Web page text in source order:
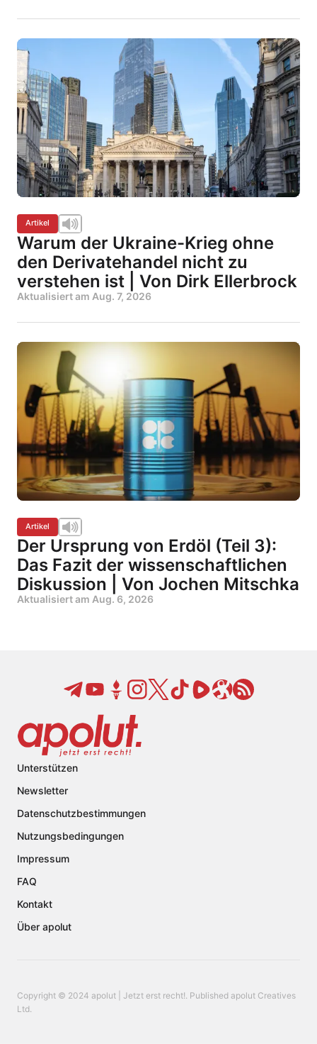
Artikel
Warum der Ukraine-Krieg ohne
den Derivatehandel nicht zu
verstehen ist | Von Dirk Ellerbrock
Aktualisiert am Aug. 7, 2026
Artikel
Der Ursprung von Erdöl (Teil 3):
Das Fazit der wissenschaftlichen
Diskussion | Von Jochen Mitschka
Aktualisiert am Aug. 6, 2026
Unterstützen
Newsletter
Datenschutzbestimmungen
Nutzungsbedingungen
Impressum
FAQ
Kontakt
Über apolut
Copyright © 2024 apolut | Jetzt erst recht!. Published apolut Creatives
Ltd.